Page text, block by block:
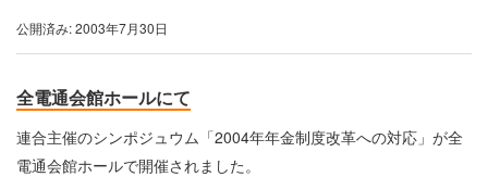
公開済み: 2003年7月30日
全電通会館ホールにて
連合主催のシンポジュウム「2004年年金制度改革への対応」が全
電通会館ホールで開催されました。